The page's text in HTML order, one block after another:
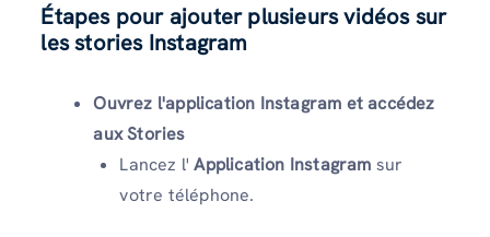
Étapes pour ajouter plusieurs vidéos sur
les stories Instagram
Ouvrez l'application Instagram et accédez
aux Stories
Lancez l'Application Instagram sur
votre téléphone.